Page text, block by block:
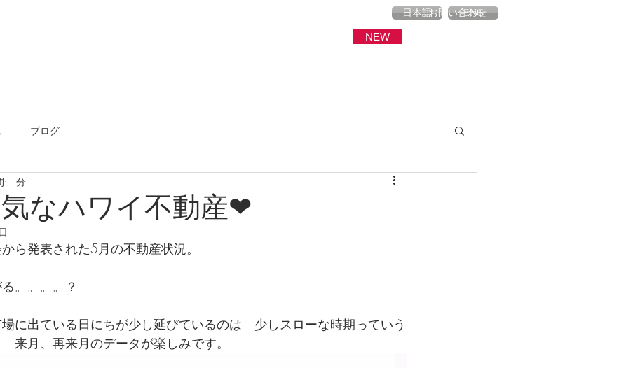
日本語 ENG
お問い合わせ
NEW
ブログ
なハワイ不動産❤
: 1分
ら発表された5月の不動産状況。
。。。。？
に出ている日にちが少し延びているのは　少しスローな時期っていう
来月、再来月のデータが楽しみです。